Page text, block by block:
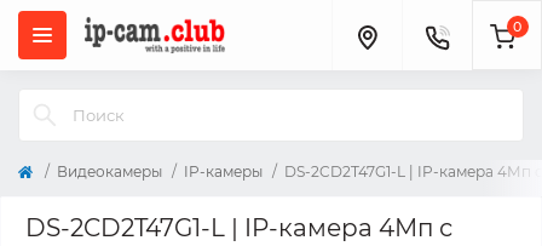
0
Видеокамеры IP-камеры DS-2CD2T47G1-L | IP-камера 4Мп
DS-2CD2T47G1-L | IP-камера 4Мп с